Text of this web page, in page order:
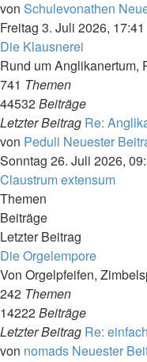
von Schulevonathen
Freitag 3. Juli 2026, 17:41
Die Klausnerei
Rund um Anglikanertum,
741 Themen
44532Beiträge
Letzter Beitrag Re:
von Peduli Neuester
Sonntag 26. Juli 2026,
Claustrum extensum
Themen
Beiträge
Letzter Beitrag
Die Orgelempore
Von Orgelpfeifen,
242 Themen
14222Beiträge
Letzter Beitrag Re:
von nomads Neuester